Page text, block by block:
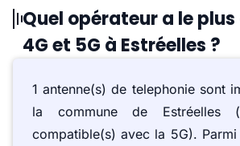
Quel opérateur a le
4G et 5G à Estréelles ?
1 antenne(s) de telephonie sont
la commune de Estréelles
compatible(s) avec la 5G).